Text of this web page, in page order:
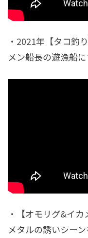
・2021年【タコ釣
メン船長の遊漁船
・【オモリグ&イ
メタルの誘いシー